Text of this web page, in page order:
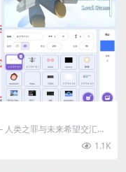
类之罪与未来希望交汇之
1.1K